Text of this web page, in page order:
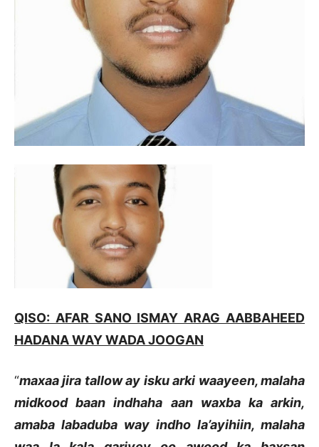
QISO: AFAR SANO ISMAY ARAG AABBAHEED
HADANA WAY WADA JOOGAN
“maxaa jira tallow ay isku arki waayeen, malaha
midkood baan indhaha aan waxba ka arkin,
amaba labaduba way indho la’ayihiin, malaha